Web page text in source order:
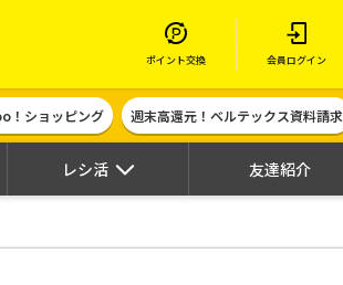
ポイント交換 会員ログイン
！ショッピング 週末高還元！ベルテックス資料請求
レシ活 友達紹介